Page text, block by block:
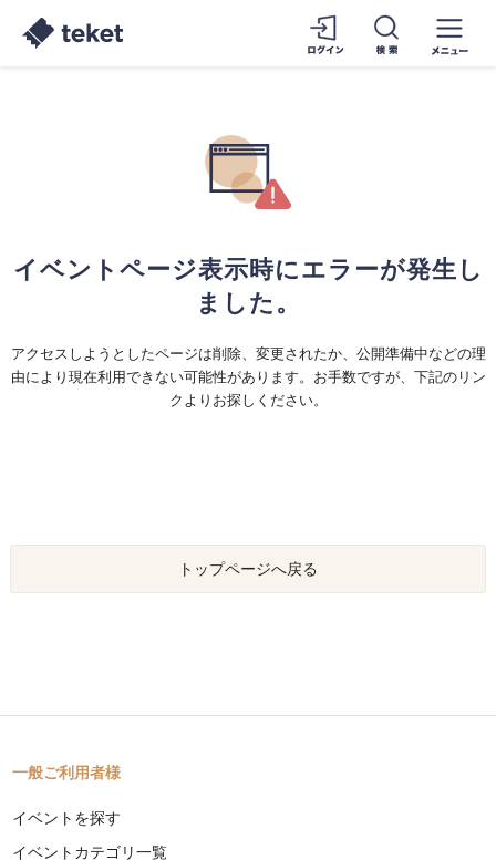
イベントページ表示時にエラーが発生し
ました。
アクセスしようとしたページは削除、変更されたか、公開準備中などの理
由により現在利用できない可能性があります。お手数ですが、下記のリン
クよりお探しください。
トップページへ戻る
一般ご利用者様
イベントを探す
イベントカテゴリ一覧